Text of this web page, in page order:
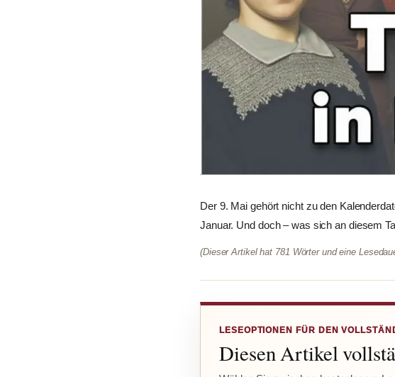
Der 9. Mai gehört nicht zu den
Januar. Und doch – was sich an diesem
(Dieser Artikel hat 781 Wörter und eine
LESEOPTIONEN FÜR DEN
Diesen Artikel